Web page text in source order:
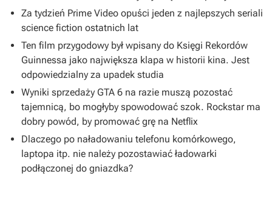
Za tydzień Prime Video opuści jeden z najlepszych seriali
science fiction ostatnich lat
Ten film przygodowy był wpisany do Księgi Rekordów
Guinnessa jako największa klapa w historii kina. Jest
odpowiedzialny za upadek studia
Wyniki sprzedaży GTA 6 na razie muszą pozostać
tajemnicą, bo mogłyby spowodować szok. Rockstar ma
dobry powód, by promować grę na Netflix
Dlaczego po naładowaniu telefonu komórkowego,
laptopa itp. nie należy pozostawiać ładowarki
podłączonej do gniazdka?